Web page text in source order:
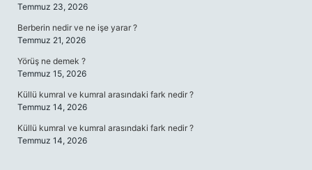
Temmuz 23, 2026
Berberin nedir ve ne işe yarar ?
Temmuz 21, 2026
Yörüş ne demek ?
Temmuz 15, 2026
Küllü kumral ve kumral arasındaki fark nedir ?
Temmuz 14, 2026
Küllü kumral ve kumral arasındaki fark nedir ?
Temmuz 14, 2026